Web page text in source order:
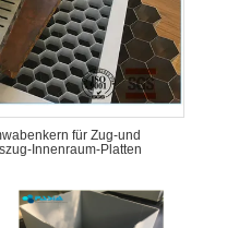
für Zug-und
Innenraum-Platten